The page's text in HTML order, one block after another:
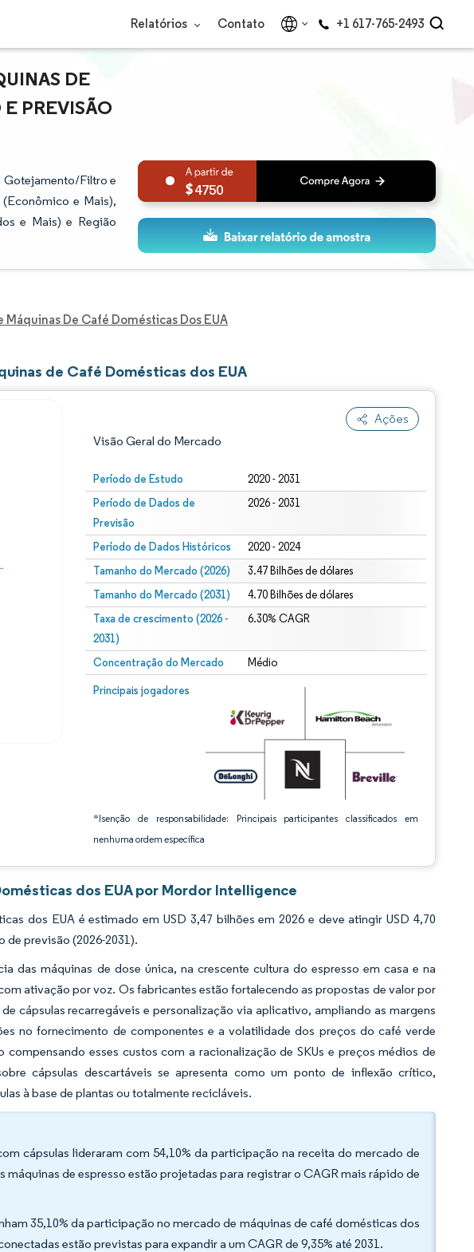
Relatórios Contato +1 617-765-2493
DE
PREVISÃO
Gotejamento/Filtro e
e Mais),
e Mais) e Região
4750
Máquinas De Café Domésticas Dos EUA
de Café Domésticas dos EUA
Ações
Visão Geral do Mercado
Período de Estudo 2020 - 2031
Período de Dados de
Previsão
2026 - 2031
Período de Dados Históricos 2020 - 2024
Tamanho do Mercado (2026) 3.47 Bilhões de dólares
Tamanho do Mercado (2031) 4.70 Bilhões de dólares
Taxa de crescimento (2026 -
2031)
6.30% CAGR
Concentração do Mercado Médio
Principais jogadores
*Isenção de responsabilidade: Principais participantes classificados em
nenhuma ordem específica
Imagem © Mordor Intelligence. O reuso requer atribuição conforme CC BY 4.0.
O reuso requer atribuição conforme CC BY 4.0.
dos EUA por Mordor Intelligence
dos EUA é estimado em USD 3,47 bilhões em 2026 e deve atingir USD 4,70
de previsão (2026-2031).
das máquinas de dose única, na crescente cultura do espresso em casa e na
ativação por voz. Os fabricantes estão fortalecendo as propostas de valor por
cápsulas recarregáveis e personalização via aplicativo, ampliando as margens
no fornecimento de componentes e a volatilidade dos preços do café verde
esses custos com a racionalização de SKUs e preços médios de
cápsulas descartáveis se apresenta como um ponto de inflexão crítico,
à base de plantas ou totalmente recicláveis.
cápsulas lideraram com 54,10% da participação na receita do mercado de
máquinas de espresso estão projetadas para registrar o CAGR mais rápido de
35,10% da participação no mercado de máquinas de café domésticas dos
estão previstas para expandir a um CAGR de 9,35% até 2031.